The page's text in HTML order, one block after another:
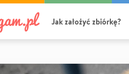
Jak założyć zbiórkę?